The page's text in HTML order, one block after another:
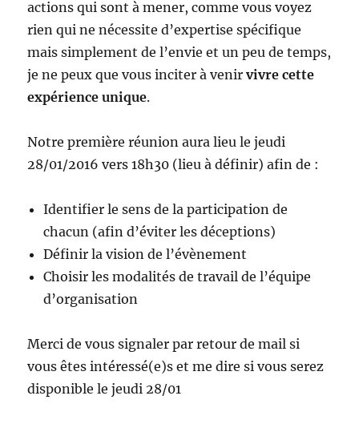
actions qui sont à mener, comme vous voyez
rien qui ne nécessite d’expertise spécifique
mais simplement de l’envie et un peu de temps,
je ne peux que vous inciter à venirvivre cette
expérience unique.
Notre première réunion aura lieu le jeudi
28/01/2016 vers 18h30 (lieu à définir) afin de :
Identifier le sens de la participation de
chacun (afin d’éviter les déceptions)
Définir la vision de l’évènement
Choisir les modalités de travail de l’équipe
d’organisation
Merci de vous signaler par retour de mail si
vous êtes intéressé(e)s et me dire si vous serez
disponible le jeudi 28/01